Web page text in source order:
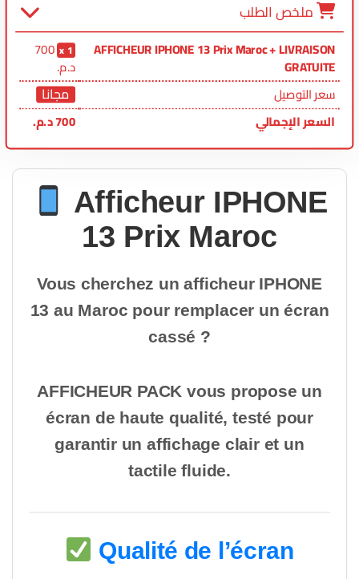
ملخص الطلب
AFFICHEUR IPHONE 13 Prix Maroc + LIVRAISON
GRATUITE
1
700
د.م.
سعر التوصيل
مجانا
السعر الإجمالي 700د.م.
Afficheur IPHONE
13 Prix Maroc
Vous cherchez un afficheur IPHONE
13 au Maroc pour remplacer un écran
cassé ?
AFFICHEUR PACK vous propose un
écran de haute qualité, testé pour
garantir un affichage clair et un
tactile fluide.
Qualité de l’écran